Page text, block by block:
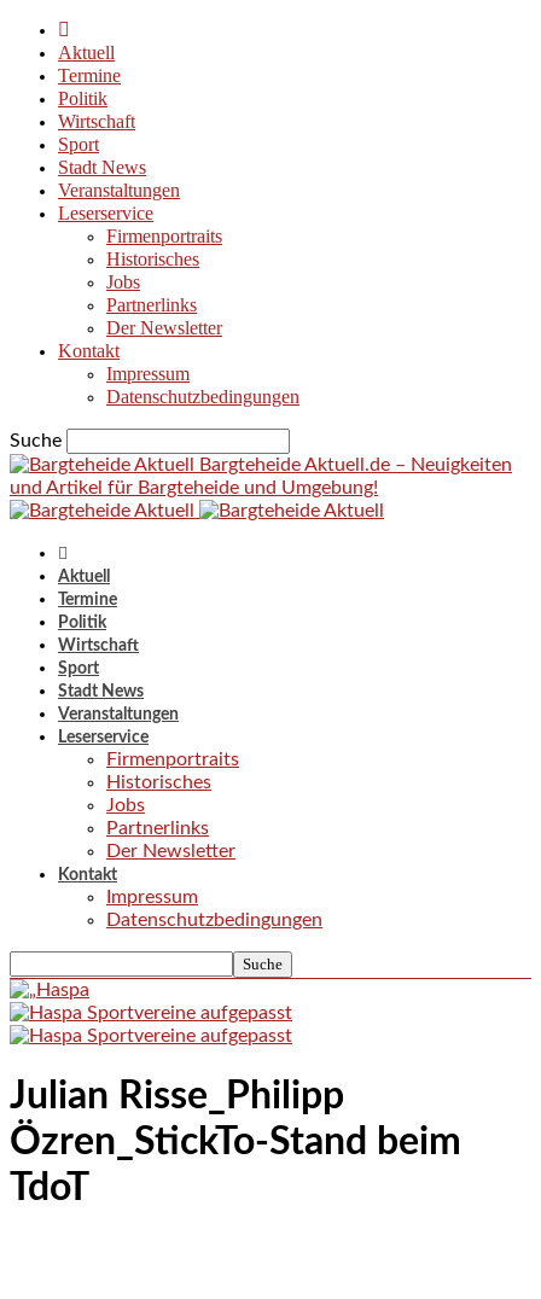
Aktuell
Termine
Politik
Wirtschaft
Sport
Stadt News
Veranstaltungen
Leserservice
Firmenportraits
Historisches
Jobs
Partnerlinks
Der Newsletter
Kontakt
Impressum
Datenschutzbedingungen
Suche
Bargteheide Aktuell.de – Neuigkeiten
und Artikel für Bargteheide und Umgebung!
Aktuell
Termine
Politik
Wirtschaft
Sport
Stadt News
Veranstaltungen
Leserservice
Firmenportraits
Historisches
Jobs
Partnerlinks
Der Newsletter
Kontakt
Impressum
Datenschutzbedingungen
Julian Risse_Philipp
Özren_StickTo-Stand beim
TdoT